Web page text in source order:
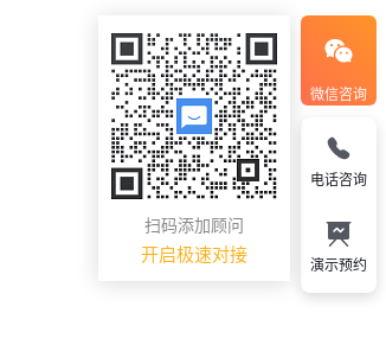
微信咨询
扫码添加顾问
开启极速对接
电话咨询
演示预约